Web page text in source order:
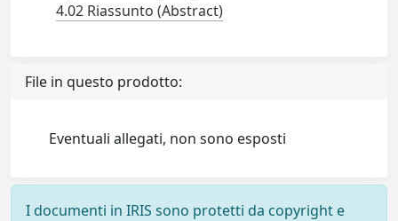
4.02 Riassunto (Abstract)
File in questo prodotto:
Eventuali allegati, non sono esposti
I documenti in IRIS sono protetti da copyright e